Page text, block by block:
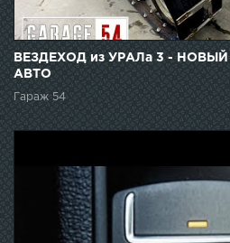
ВЕЗДЕХОД из УРАЛа 3 -
АВТО
Гараж 54